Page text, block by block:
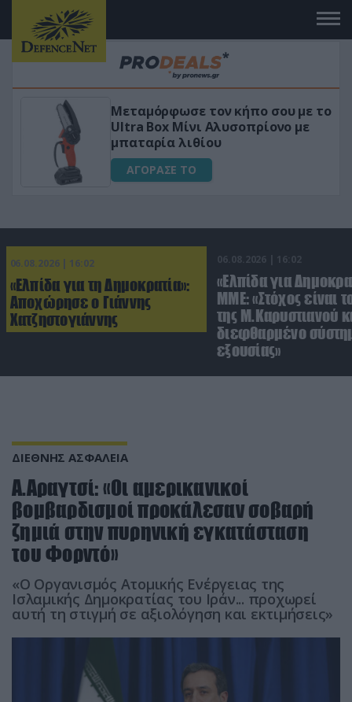
Μεταμόρφωσε τον κήπο σου με το
Ultra Box Μίνι Αλυσοπρίονο με
μπαταρία λιθίου
ΑΓΟΡΑΣΕ ΤΟ
06.08.2026 | 16:02
«Ελπίδα για τη Δημοκρατία»:
Αποχώρησε ο Γιάννης
Χατζηστογιάννης
06.08.2026 | 16:02
«Ελπίδα για
ΜΜΕ: «Στόχος είναι
της Μ.Καρυστιανού
διεφθαρμένο
εξουσίας»
ΔΙΕΘΝΗΣ ΑΣΦΑΛΕΙΑ
Α.Αραγτσί: «Οι αμερικανικοί
βομβαρδισμοί προκάλεσαν σοβαρή
ζημιά στην πυρηνική εγκατάσταση
του Φορντό»
«Ο Οργανισμός Ατομικής Ενέργειας της
Ισλαμικής Δημοκρατίας του Ιράν... προχωρεί
αυτή τη στιγμή σε αξιολόγηση και εκτιμήσεις»